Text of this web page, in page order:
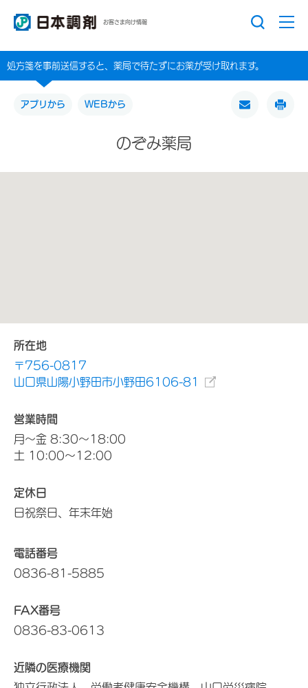
お客さま向け情報
処方箋を事前送信すると、薬局で待たずにお薬が受け取れます。
アプリから WEBから
のぞみ薬局
所在地
〒756-0817
山口県山陽小野田市小野田6106-81
営業時間
月～金 8:30～18:00
土 10:00～12:00
定休日
日祝祭日、年末年始
電話番号
0836-81-5885
FAX番号
0836-83-0613
近隣の医療機関